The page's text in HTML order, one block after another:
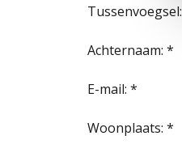
Tussenvoegsel:
Achternaam: *
E-mail: *
Woonplaats: *